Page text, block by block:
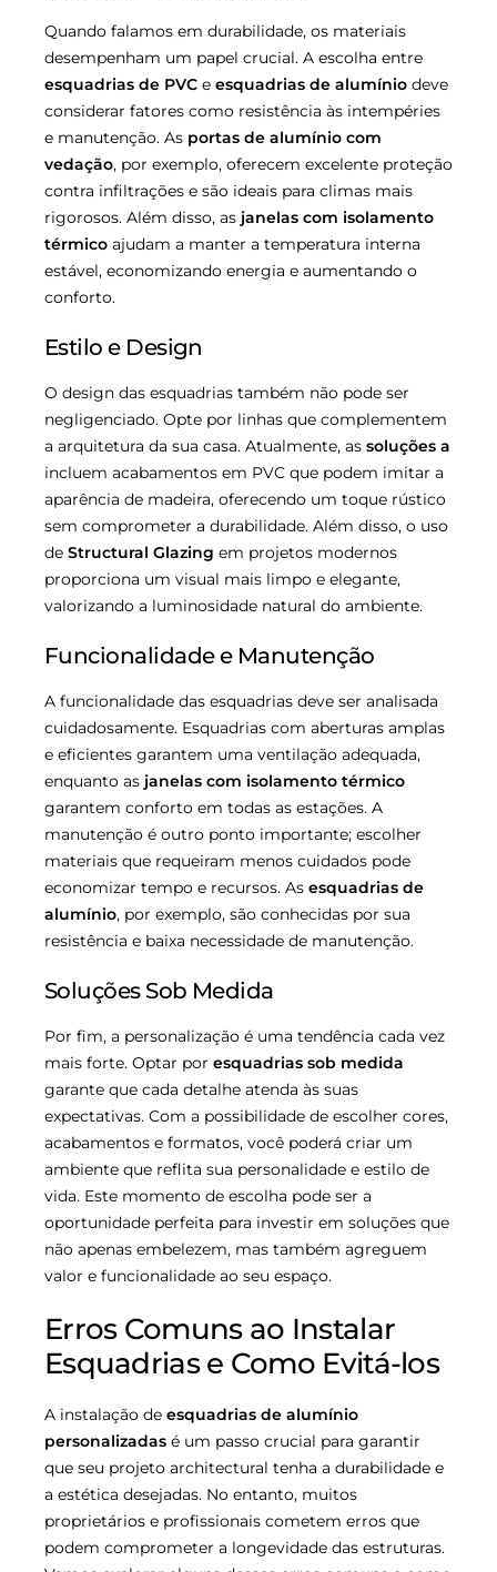
Quando falamos em durabilidade, os materiais
desempenham um papel crucial. A escolha entre
esquadrias de PVC e esquadrias de alumínio deve
considerar fatores como resistência às intempéries
e manutenção. As portas de alumínio com
vedação, por exemplo, oferecem excelente proteção
contra infiltrações e são ideais para climas mais
rigorosos. Além disso, as janelas com isolamento
térmico ajudam a manter a temperatura interna
estável, economizando energia e aumentando o
conforto.
Estilo e Design
O design das esquadrias também não pode ser
negligenciado. Opte por linhas que complementem
a arquitetura da sua casa. Atualmente, as soluções a
incluem acabamentos em PVC que podem imitar a
aparência de madeira, oferecendo um toque rústico
sem comprometer a durabilidade. Além disso, o uso
de Structural Glazing em projetos modernos
proporciona um visual mais limpo e elegante,
valorizando a luminosidade natural do ambiente.
Funcionalidade e Manutenção
A funcionalidade das esquadrias deve ser analisada
cuidadosamente. Esquadrias com aberturas amplas
e eficientes garantem uma ventilação adequada,
enquanto as janelas com isolamento térmico
garantem conforto em todas as estações. A
manutenção é outro ponto importante; escolher
materiais que requeiram menos cuidados pode
economizar tempo e recursos. As esquadrias de
alumínio, por exemplo, são conhecidas por sua
resistência e baixa necessidade de manutenção.
Soluções Sob Medida
Por fim, a personalização é uma tendência cada vez
mais forte. Optar por esquadrias sob medida
garante que cada detalhe atenda às suas
expectativas. Com a possibilidade de escolher cores,
acabamentos e formatos, você poderá criar um
ambiente que reflita sua personalidade e estilo de
vida. Este momento de escolha pode ser a
oportunidade perfeita para investir em soluções que
não apenas embelezem, mas também agreguem
valor e funcionalidade ao seu espaço.
Erros Comuns ao Instalar
Esquadrias e Como Evitá-los
A instalação de esquadrias de alumínio
personalizadas é um passo crucial para garantir
que seu projeto architectural tenha a durabilidade e
a estética desejadas. No entanto, muitos
proprietários e profissionais cometem erros que
podem comprometer a longevidade das estruturas.